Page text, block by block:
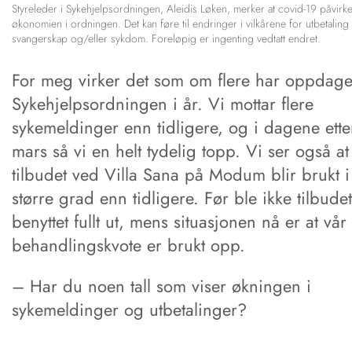
Styreleder i Sykehjelpsordningen, Aleidis Løken, merker at covid-19
økonomien i ordningen. Det kan føre til endringer i vilkårene for utbetaling
svangerskap og/eller sykdom. Foreløpig er ingenting vedtatt endret.
For meg virker det som om flere har
Sykehjelpsordningen i år. Vi mottar flere
sykemeldinger enn tidligere, og i dagene
mars så vi en helt tydelig topp. Vi ser også at
tilbudet ved Villa Sana på Modum blir brukt
større grad enn tidligere. Før ble ikke tilbudet
benyttet fullt ut, mens situasjonen nå er at vår
behandlingskvote er brukt opp.
– Har du noen tall som viser økningen i
sykemeldinger og utbetalinger?